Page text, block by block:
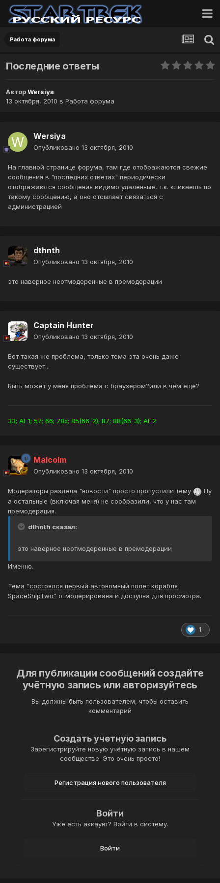
Работа форума
Последние ответы
АвторWersiya
13 октября, 2010 в Работа форума
Wersiya
Опубликовано 13 октября, 2010
На главной странице форума, там где отображаются свежие
сообщения в "последних ответах" периодически
отображаются сообщения видимо удалённые, т.к. кликаешь по
такому сообщению, а оно отсылает связаться с
администрацией
dthnth
Опубликовано 13 октября, 2010
это наверное неотмодеренные в премодерации
Captain Hunter
Опубликовано 13 октября, 2010
Вот такая же проблема, только тема эта очень даже
существует...
Быть может у меня проблема с браузером?или в чём ещё?
33; AI-1; 57; 66; 78x; 85(66-2); 87; 88(66-3); AI-2.
Malcolm
Опубликовано 13 октября, 2010
Модераторы раздела "новости" просто пропустили тему
Ну
а остальные (включая меня) не сообразили, что у нас там
премодерация.
dthnth сказал:
это наверное неотмодеренные в премодерации
Именно.
Тема "состоялся первый автономный полет корабля
SpaceShipTwo" отмодерирована и доступна для просмотра.
1
Для публикации сообщений создайте
учётную запись или авторизуйтесь
Вы должны быть пользователем, чтобы оставить
комментарий
Создать учетную запись
Зарегистрируйте новую учётную запись в нашем
сообществе. Это очень просто!
Регистрация нового пользователя
Войти
Уже есть аккаунт? Войти в систему.
Войти